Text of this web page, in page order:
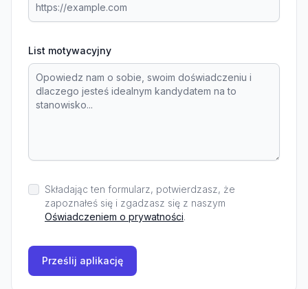
List motywacyjny
Składając ten formularz, potwierdzasz, że
zapoznałeś się i zgadzasz się z naszym
Oświadczeniem o prywatności.
Prześlij aplikację